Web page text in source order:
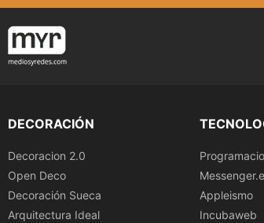
DECORACIÓN
Decoracion 2.0
Open Deco
Decoración Sueca
Arquitectura Ideal
Appleismo
Incubaweb